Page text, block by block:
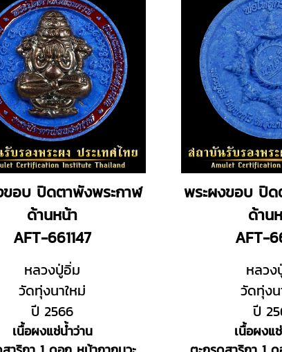
ขอบ ปิดตาพังพระกาฬ
ด้านหน้า
AFT-661147
หลวงปู่อิ่ม
วัดทุ่งนาใหม่
ปี 2566
เนื้อผงแช่น้ำว่าน
พระผงขอบ ปิ
ด้าน
AFT-
หลวง
วัดทุ่งน
ปี
เนื้อผงแ